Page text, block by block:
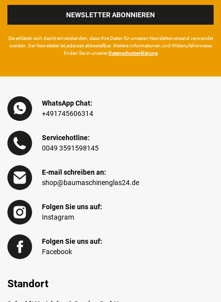
NEWSLETTER ABONNIEREN
Sie erklären sich damit ein­ver­standen, dass Ihre Da­ten für unseren News­letter­versand ver­wen­det
werden. Der News­letter ist jeder­zeit ab­bestel­lbar. Weitere Infor­mationen und Wider­rufshin­weise
finden Sie in unsererDaten­schutz­erklärung
WhatsApp Chat:
+491745606314
Servicehotline:
0049 3591598145
E-mail schreiben an:
shop@baumaschinenglas24.de
Folgen Sie uns auf:
Instagram
Folgen Sie uns auf:
Facebook
Standort